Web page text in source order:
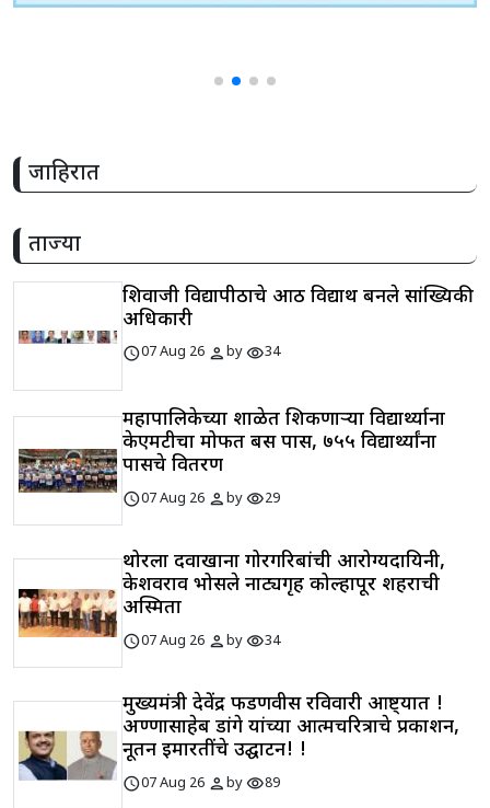
जाहिरात
ताज्या
शिवाजी विद्यापीठाचे आठ विद्यार्थी बनले सांख्यिकी
अधिकारी
schedule07 Aug 26 personbyvisibility34
महापालिकेच्या शाळेत शिकणाऱ्या विद्यार्थ्याना
केएमटीचा मोफत बस पास, ७५५ विद्यार्थ्यांना
पासचे वितरण
schedule07 Aug 26 personbyvisibility29
थोरला दवाखाना गोरगरिबांची आरोग्यदायिनी,
केशवराव भोसले नाट्यगृह कोल्हापूर शहराची
अस्मिता
schedule07 Aug 26 personbyvisibility34
मुख्यमंत्री देवेंद्र फडणवीस रविवारी आष्ट्यात !
अण्णासाहेब डांगे यांच्या आत्मचरित्राचे प्रकाशन,
नूतन इमारतींचे उद्घाटन! !
schedule07 Aug 26 personbyvisibility89